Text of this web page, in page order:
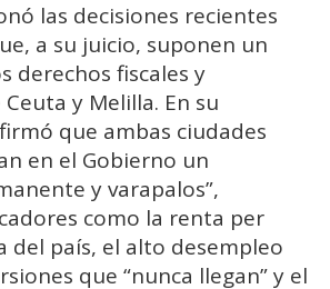
las decisiones recientes
a su juicio, suponen un
derechos fiscales y
y Melilla. En su
que ambas ciudades
en el Gobierno un
y varapalos”,
como la renta per
del país, el alto desempleo
que “nunca llegan” y el